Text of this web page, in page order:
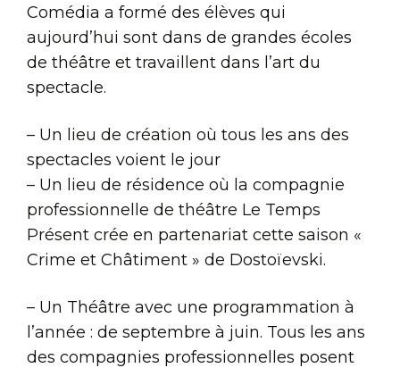
Comédia a formé des élèves qui
aujourd’hui sont dans de grandes écoles
de théâtre et travaillent dans l’art du
spectacle.
– Un lieu de création où tous les ans des
spectacles voient le jour
– Un lieu de résidence où la compagnie
professionnelle de théâtre Le Temps
Présent crée en partenariat cette saison «
Crime et Châtiment » de Dostoïevski.
– Un Théâtre avec une programmation à
l’année : de septembre à juin. Tous les ans
des compagnies professionnelles posent